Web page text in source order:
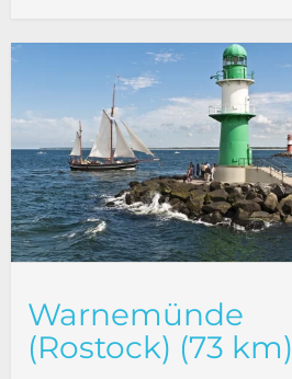
Warnemünde
(Rostock) (73 km)